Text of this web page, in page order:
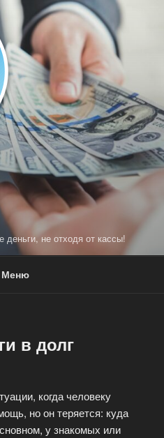
не отходя от кассы!
Меню
в долг
когда человеку
но он теряется: куда
у знакомых или